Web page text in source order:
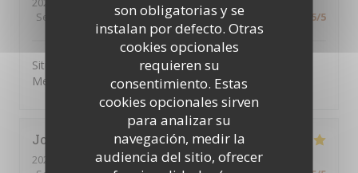
son obligatorias y se
instalan por defecto. Otras
cookies opcionales
requieren su
consentimiento. Estas
cookies opcionales sirven
para analizar su
navegación, medir la
audiencia del sitio, ofrecer
Servicio
Ambiente:5/5 Menú:5/5 Calidad / Precio 5/5
Situation parfaite pour aller au théâtre du Mogador,
Menu rapport-qualité prix top.
Johann
2026-08-04
- 22:30 - Invitados 2